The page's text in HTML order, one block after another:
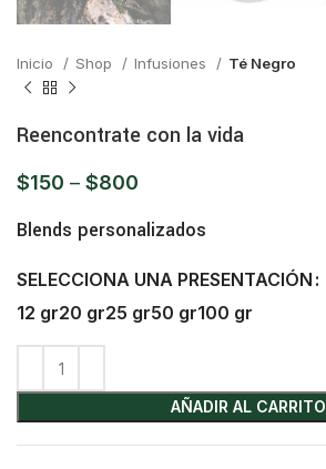
Inicio Shop Infusiones Té Negro
Reencontrate con la vida
$150 – $800
Blends personalizados
SELECCIONA UNA PRESENTACIÓN
12 gr20 gr25 gr50 gr100 gr
AÑADIR AL CARRITO